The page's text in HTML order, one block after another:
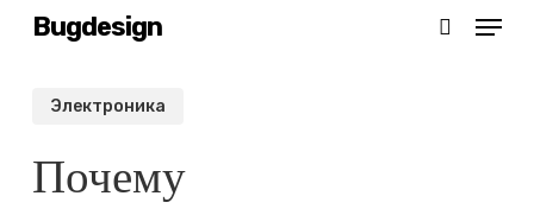
SkipBugdesign Menu
Электроника
Почему